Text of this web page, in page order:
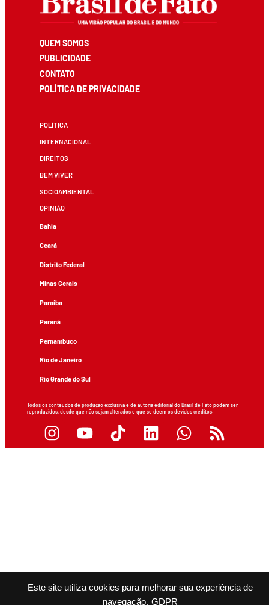
Este site utiliza cookies para melhorar sua experiência de
navegação. GDPR
QUEM SOMOS
PUBLICIDADE
CONTATO
POLÍTICA DE PRIVACIDADE
POLÍTICA
INTERNACIONAL
DIREITOS
BEM VIVER
SOCIOAMBIENTAL
OPINIÃO
Bahia
Ceará
Distrito Federal
Minas Gerais
Paraíba
Paraná
Pernambuco
Rio de Janeiro
Rio Grande do Sul
Todos os conteúdos de produção exclusiva e de autoria editorial do Brasil de Fato podem ser
reproduzidos, desde que não sejam alterados e que se deem os devidos créditos.